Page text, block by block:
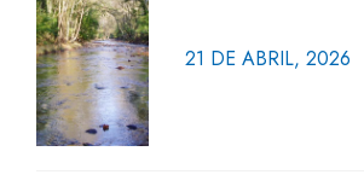
21 DE ABRIL, 2026